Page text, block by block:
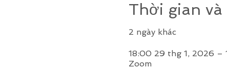
Thời gian và
2 ngày khác
18:00 29 thg 1, 2026 –
Zoom